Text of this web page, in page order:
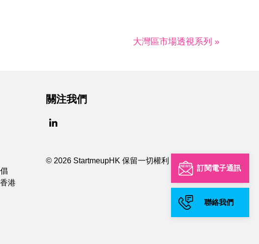
訂閱電子通訊
聯絡我們
大灣區市場透視系列 »
港
關注我們
© 2026 StartmeupHK 保留一切權利